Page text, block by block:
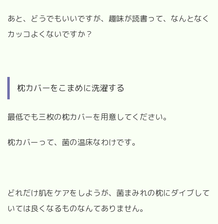
あと、どうでもいいですが、趣味が読書って、なんとなく
カッコよくないですか？
枕カバーをこまめに洗濯する
最低でも三枚の枕カバーを用意してください。
枕カバーって、 菌の温床なわけです。
どれだけ肌をケアをしようが、菌まみれの枕にダイブして
いては良くなるものなんてありません。